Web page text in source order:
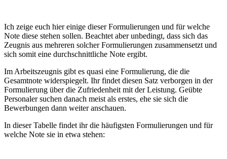
Ich zeige euch hier einige dieser Formulierungen und für welche
Note diese stehen sollen. Beachtet aber unbedingt, dass sich das
Zeugnis aus mehreren solcher Formulierungen zusammensetzt und
sich somit eine durchschnittliche Note ergibt.
Im Arbeitszeugnis gibt es quasi eine Formulierung, die die
Gesamtnote widerspiegelt. Ihr findet diesen Satz verborgen in der
Formulierung über die Zufriedenheit mit der Leistung. Geübte
Personaler suchen danach meist als erstes, ehe sie sich die
Bewerbungen dann weiter anschauen.
In dieser Tabelle findet ihr die häufigsten Formulierungen und für
welche Note sie in etwa stehen: